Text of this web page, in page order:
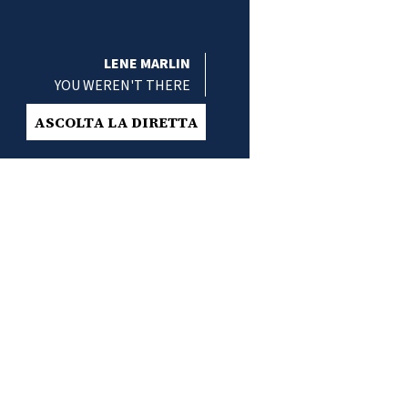
LENE MARLIN
YOU WEREN'T THERE
ASCOLTA LA DIRETTA